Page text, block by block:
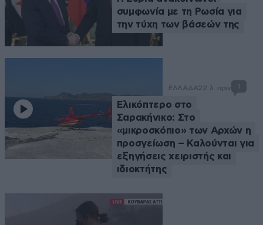
συμφωνία με τη Ρωσία για
την τύχη των βάσεών της
ΕΛΛΑΔΑ22 λ. πριν 1
Ελικόπτερο στο
Σαρακήνικο: Στο
«μικροσκόπιο» των Αρχών η
προσγείωση – Καλούνται για
εξηγήσεις χειριστής και
ιδιοκτήτης